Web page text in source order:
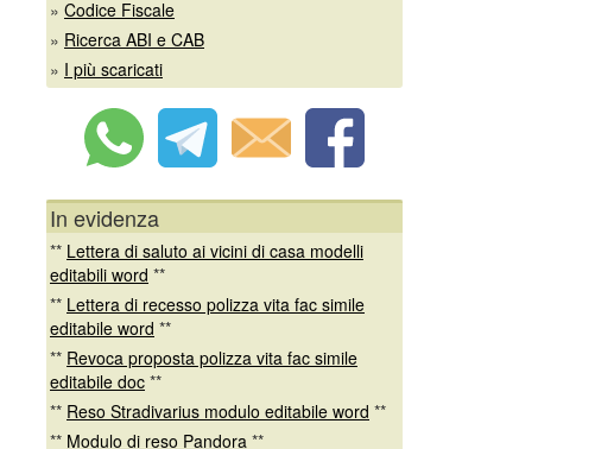
» Codice Fiscale
» Ricerca ABI e CAB
» I più scaricati
In evidenza
** Lettera di saluto ai vicini di casa modelli
editabili word **
** Lettera di recesso polizza vita fac simile
editabile word **
** Revoca proposta polizza vita fac simile
editabile doc **
** Reso Stradivarius modulo editabile word **
** Modulo di reso Pandora **